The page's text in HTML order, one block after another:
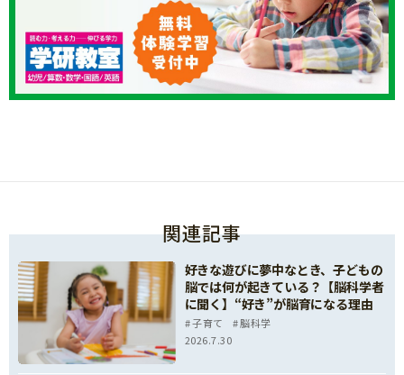
関連記事
好きな遊びに夢中なとき、子どもの
脳では何が起きている？【脳科学者
に聞く】“好き”が脳育になる理由
子育て
脳科学
2026.7.30